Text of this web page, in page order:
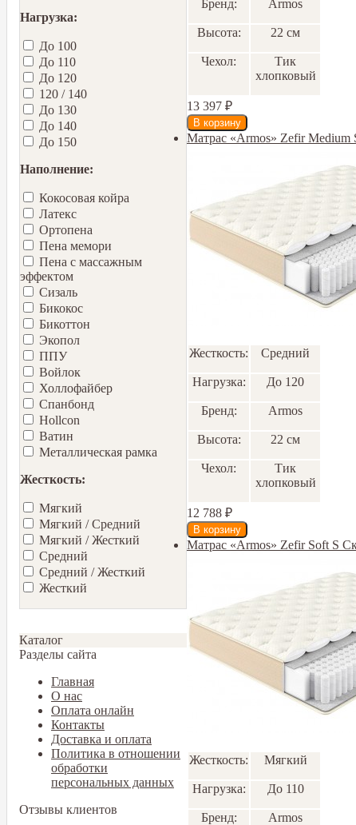
Нагрузка:
До 100
До 110
До 120
120 / 140
До 130
До 140
До 150
Наполнение:
Кокосовая койра
Латекс
Ортопена
Пена мемори
Пена с массажным
эффектом
Сизаль
Бикокос
Бикоттон
Экопол
ППУ
Войлок
Холлофайбер
Спанбонд
Hollcon
Ватин
Металлическая рамка
Жесткость:
Мягкий
Мягкий / Средний
Мягкий / Жесткий
Средний
Средний / Жесткий
Жесткий
Каталог
Разделы сайта
Главная
О нас
Оплата онлайн
Контакты
Доставка и оплата
Политика в отношении
обработки
персональных данных
Отзывы клиентов
Бренд: Armos
Высота: 22 см
Чехол:
Тик
хлопковый
13 397 ₽
Матрас «Armos» Zefir
Жесткость: Средний
Нагрузка: До 120
Бренд: Armos
Высота: 22 см
Чехол:
Тик
хлопковый
12 788 ₽
Матрас «Armos» Zefir Soft S
Жесткость: Мягкий
Нагрузка: До 110
Бренд: Armos